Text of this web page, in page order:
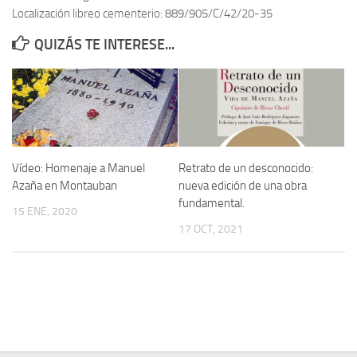
Memoria Histórica
Investigación previa de la represión en Talavera de la Reina (1937-
1947).
Informe Represión en Toledo 1936-1947 | Buscador
Informe de la fosa de abril de 1939 de Tembleque
Enciclopedia Republicana
Militantes históricos IR
Localización libreo cementerio: 889/905/C/42/20-35
QUIZÁS TE INTERESE...
Vídeo: Homenaje a Manuel
Azaña en Montauban
15 ENE, 2020
Retrato de un desconocido:
nueva edición de una obra
fundamental.
17 OCT, 2021